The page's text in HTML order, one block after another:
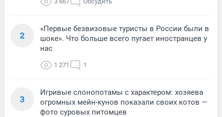
2
«Первые безвизовые туристы в России были в
шоке». Что больше всего пугает иностранцев у
нас
1 271 1
3
Игривые слонопотамы с характером: хозяева
огромных мейн-кунов показали своих котов —
фото суровых питомцев